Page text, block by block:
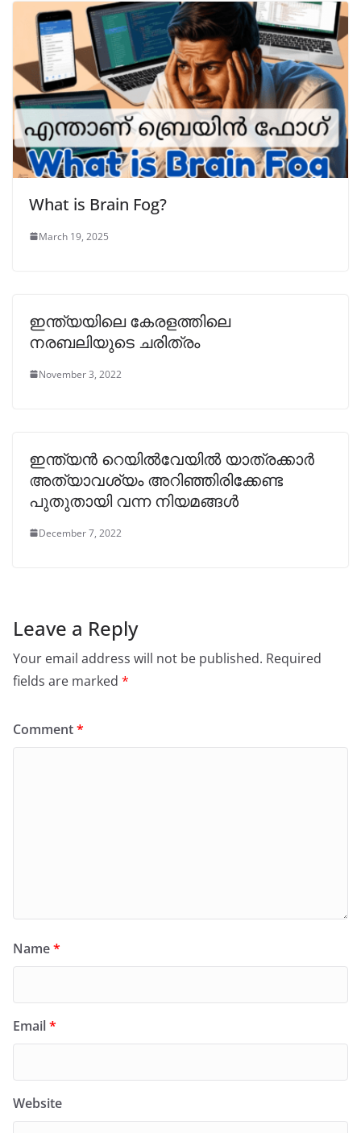
What is Brain Fog?
March 19, 2025
ഇന്ത്യയിലെ കേരളത്തിലെ
നരബലിയുടെ ചരിത്രം
November 3, 2022
ഇന്ത്യൻ റെയിൽവേയിൽ യാത്രക്കാർ
അത്യാവശ്യം അറിഞ്ഞിരിക്കേണ്ട
പുതുതായി വന്ന നിയമങ്ങൾ
December 7, 2022
Leave a Reply
Your email address will not be published. Required
fields are marked *
Comment*
Name*
Email*
Website